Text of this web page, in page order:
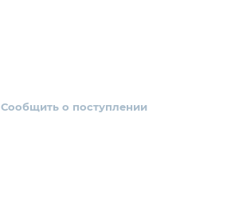
Сообщить о поступлении